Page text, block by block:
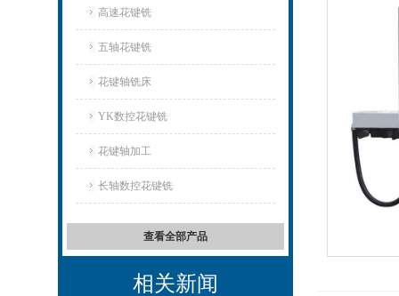
高速花键铣
五轴花键铣
花键轴铣床
YK数控花键铣
花键轴加工
长轴数控花键铣
查看全部产品
相关新闻